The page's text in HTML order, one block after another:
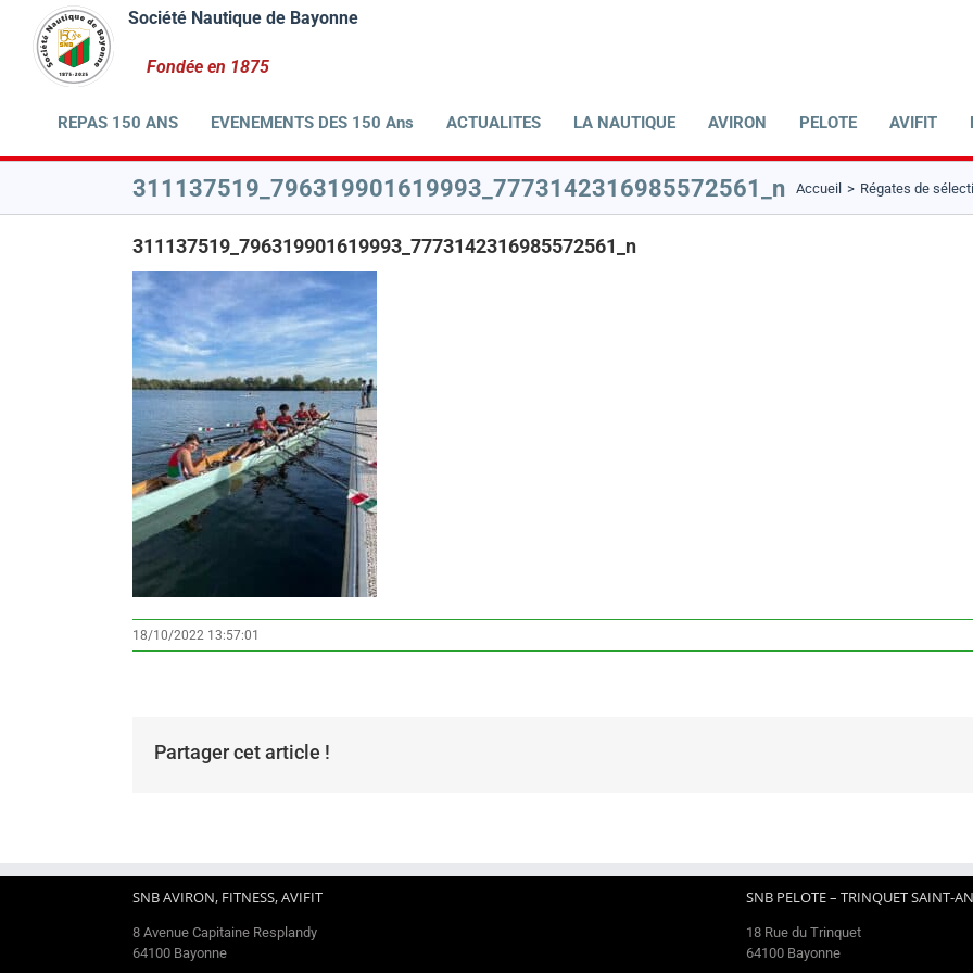
contenu
REPAS 150 ANS EVENEMENTS DES 150 Ans ACTUALITES LA NAUTIQUE AVIRON PELOTE AVIFIT
311137519_796319901619993_7773142316985572561_n Accueil Régates de
311137519_796319901619993_7773142316985572561_n
18/10/2022 13:57:01
Partager cet article !
SNB AVIRON, FITNESS, AVIFIT
8 Avenue Capitaine Resplandy
64100 Bayonne
SNB PELOTE – TRINQUET SAINT-
18 Rue du Trinquet
64100 Bayonne